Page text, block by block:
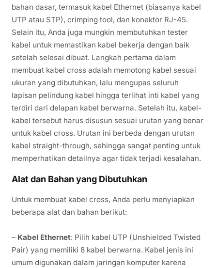
bahan dasar, termasuk kabel Ethernet (biasanya kabel
UTP atau STP), crimping tool, dan konektor RJ-45.
Selain itu, Anda juga mungkin membutuhkan tester
kabel untuk memastikan kabel bekerja dengan baik
setelah selesai dibuat. Langkah pertama dalam
membuat kabel cross adalah memotong kabel sesuai
ukuran yang dibutuhkan, lalu mengupas seluruh
lapisan pelindung kabel hingga terlihat inti kabel yang
terdiri dari delapan kabel berwarna. Setelah itu, kabel-
kabel tersebut harus disusun sesuai urutan yang benar
untuk kabel cross. Urutan ini berbeda dengan urutan
kabel straight-through, sehingga sangat penting untuk
memperhatikan detailnya agar tidak terjadi kesalahan.
Alat dan Bahan yang Dibutuhkan
Untuk membuat kabel cross, Anda perlu menyiapkan
beberapa alat dan bahan berikut:
– Kabel Ethernet: Pilih kabel UTP (Unshielded Twisted
Pair) yang memiliki 8 kabel berwarna. Kabel jenis ini
umum digunakan dalam jaringan komputer karena